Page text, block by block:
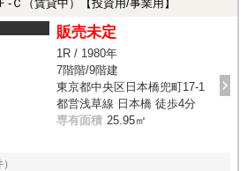
Ｃ（賃貸中）【投資用/事業用】
販売未定
1R / 1980年
7階階/9階建
東京都中央区日本橋兜町17-1
都営浅草線 日本橋 徒歩4分
専有面積 25.95㎡